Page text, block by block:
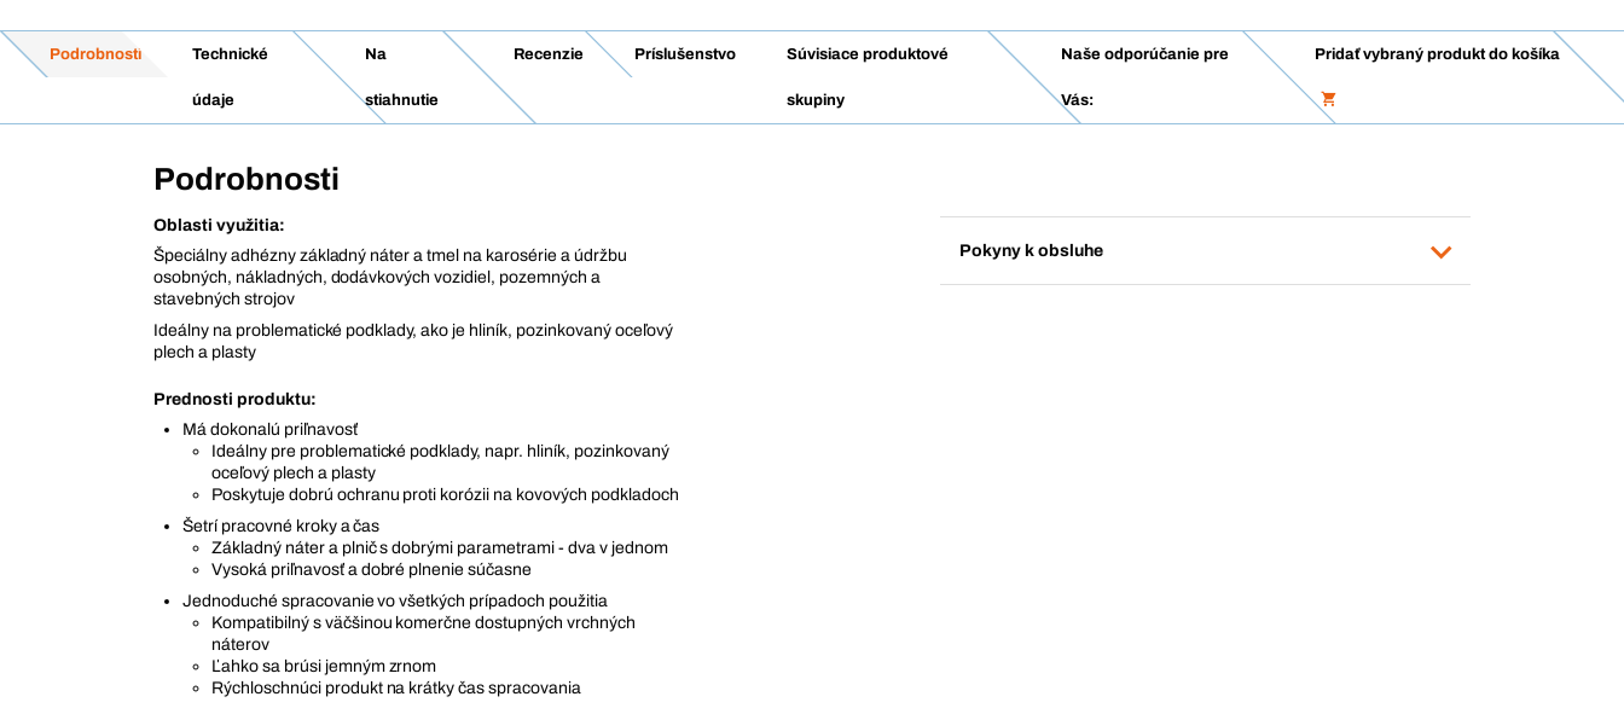
Podrobnosti Technické
údaje
Na
stiahnutie
Recenzie Príslušenstvo Súvisiace produktové
skupiny
Naše odporúčanie pre
Vás:
Pridať vybraný produkt do košíka
Podrobnosti
Oblasti využitia:
Špeciálny adhézny základný náter a tmel na karosérie a údržbu
osobných, nákladných, dodávkových vozidiel, pozemných a
stavebných strojov
Ideálny na problematické podklady, ako je hliník, pozinkovaný oceľový
plech a plasty
Prednosti produktu:
Má dokonalú priľnavosť
Ideálny pre problematické podklady, napr. hliník, pozinkovaný
oceľový plech a plasty
Poskytuje dobrú ochranu proti korózii na kovových podkladoch
Šetrí pracovné kroky a čas
Základný náter a plnič s dobrými parametrami - dva v jednom
Vysoká priľnavosť a dobré plnenie súčasne
Jednoduché spracovanie vo všetkých prípadoch použitia
Kompatibilný s väčšinou komerčne dostupných vrchných
náterov
Ľahko sa brúsi jemným zrnom
Rýchloschnúci produkt na krátky čas spracovania
Pokyny k obsluhe